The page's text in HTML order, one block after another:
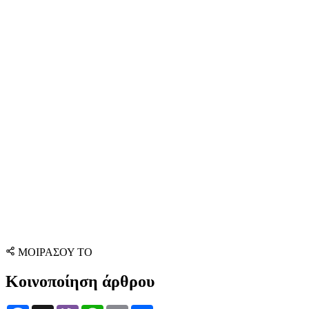
ΜΟΙΡΑΣΟΥ ΤΟ
Κοινοποίηση άρθρου